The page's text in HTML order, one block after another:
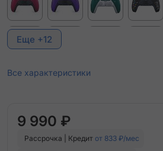
Еще +12
Все характеристики
9 990 ₽
Рассрочка | Кредит от 833 ₽/мес